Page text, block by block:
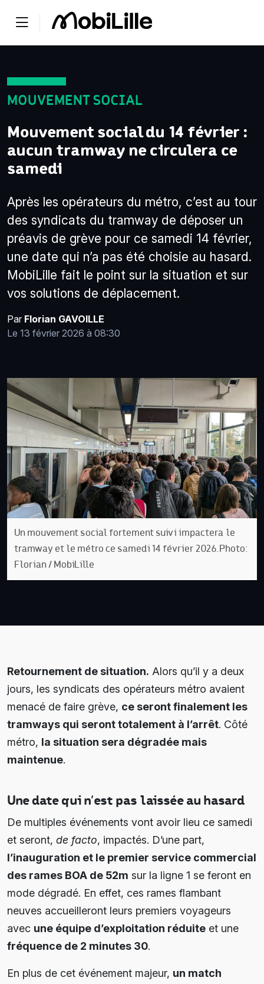
MOUVEMENT SOCIAL
Mouvement social du 14 février :
aucun tramway ne circulera ce
samedi
Après les opérateurs du métro, c’est au tour
des syndicats du tramway de déposer un
préavis de grève pour ce samedi 14 février,
une date qui n’a pas été choisie au hasard.
MobiLille fait le point sur la situation et sur
vos solutions de déplacement.
Par Florian GAVOILLE
Le 13 février 2026 à 08:30
Un mouvement social fortement suivi impactera le
tramway et le métro ce samedi 14 février 2026. Photo:
Florian / MobiLille
Retournement de situation. Alors qu’il y a deux
jours, les syndicats des opérateurs métro avaient
menacé de faire grève, ce seront finalement les
tramways qui seront totalement à l’arrêt. Côté
métro, la situation sera dégradée mais
maintenue.
Une date qui n’est pas laissée au hasard
De multiples événements vont avoir lieu ce samedi
et seront, de facto, impactés. D’une part,
l’inauguration et le premier service commercial
des rames BOA de 52m sur la ligne 1 se feront en
mode dégradé. En effet, ces rames flambant
neuves accueilleront leurs premiers voyageurs
avec une équipe d’exploitation réduite et une
fréquence de 2 minutes 30.
En plus de cet événement majeur, un match